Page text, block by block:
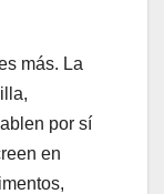
más. La
por sí
en